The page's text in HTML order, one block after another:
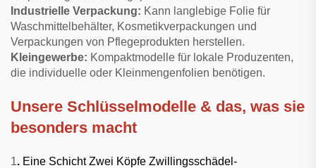
Industrielle Verpackung: Kann langlebige Folie für
Waschmittelbehälter, Kosmetikverpackungen und
Verpackungen von Pflegeprodukten herstellen.
Kleingewerbe: Kompaktmodelle für lokale Produzenten,
die individuelle oder Kleinmengenfolien benötigen.
Unsere Schlüsselmodelle & das, was sie
besonders macht
1. Eine Schicht Zwei Köpfe Zwillingsschädel-